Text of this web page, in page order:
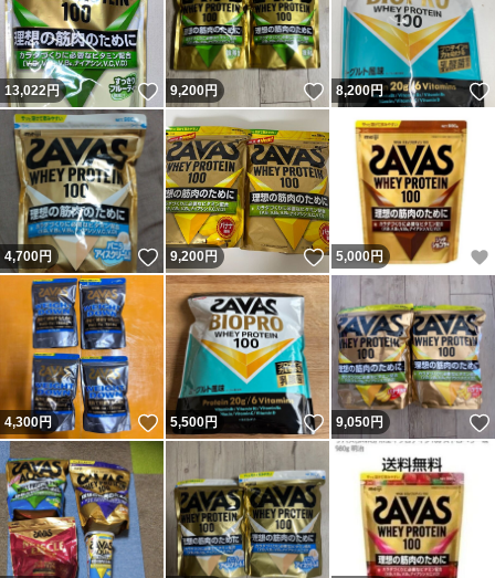
13,022円 いいね！
9,200円 いいね！
8,200円
4,700円 いいね！
9,200円 いいね！
5,000円
4,300円 いいね！
5,500円 いいね！
9,050円